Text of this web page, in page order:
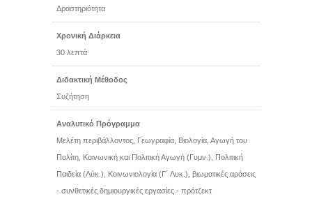
Δραστηριότητα
Χρονική Διάρκεια
30 λεπτά
Διδακτική Μέθοδος
Συζήτηση
Αναλυτικό Πρόγραμμα
Μελέτη περιβάλλοντος, Γεωγραφία, Βιολογία, Αγωγή του
Πολίτη, Κοινωνική και Πολιτική Αγωγή (Γυμν.), Πολιτική
Παιδεία (Λύκ.), Κοινωνιολογία (Γ΄ Λυκ.), βιωματικές αράσεις
- συνθετικές δημιουργικές εργασίες - πρότζεκτ